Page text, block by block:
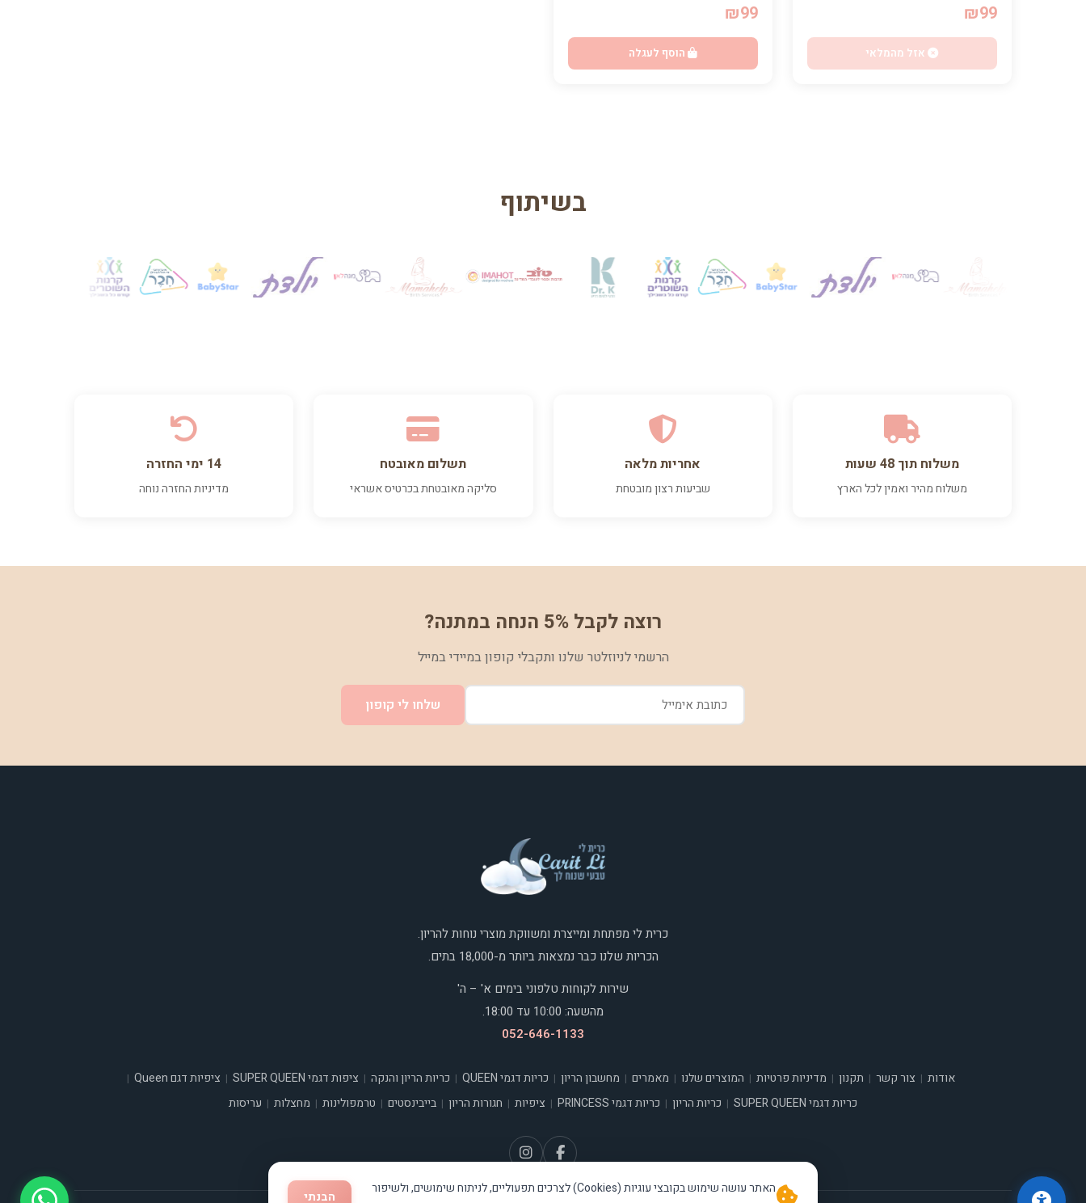
₪99
אזל מהמלאי
₪99
הוסף לעגלה
בשיתוף
משלוח תוך 48 שעות
משלוח מהיר ואמין לכל הארץ
אחריות מלאה
שביעות רצון מובטחת
תשלום מאובטח
סליקה מאובטחת בכרטיס אשראי
14 ימי החזרה
מדיניות החזרה נוחה
רוצה לקבל 5% הנחה במתנה?
הרשמי לניוזלטר שלנו ותקבלי קופון במיידי במייל
שלחו לי קופון
כרית לי מפתחת ומייצרת ומשווקת מוצרי נוחות להריון.
הכריות שלנו כבר נמצאות ביותר מ-18,000 בתים.
שירות לקוחות טלפוני בימים א' – ה'
מהשעה: 10:00 עד 18:00.
052-646-1133
אודות | צור קשר | תקנון | מדיניות פרטיות | המוצרים שלנו | מאמרים | מחשבון הריון | כריות דגמי QUEEN | כריות הריון והנקה | ציפות דגמי SUPER QUEEN | ציפיות דגם Queen |
כריות דגמי SUPER QUEEN | כריות הריון | כריות דגמי PRINCESS | ציפיות | חגורות הריון | בייבינסטים | טרמפולינות | מחצלות | עריסות
האתר עושה שימוש בקובצי עוגיות (Cookies) לצרכים תפעוליים, לניתוח שימושים, ולשיפור
הבנתי